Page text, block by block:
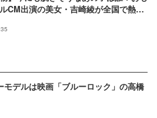
CM出演の美女・吉崎綾が全国で熱視
モデルは映画「ブルーロック」の高橋